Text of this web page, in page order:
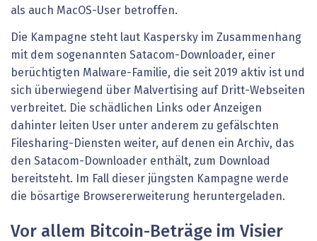
als auch MacOS-User betroffen.
Die Kampagne steht laut Kaspersky im Zusammenhang
mit dem sogenannten Satacom-Downloader, einer
berüchtigten Malware-Familie, die seit 2019 aktiv ist und
sich überwiegend über Malvertising auf Dritt-Webseiten
verbreitet. Die schädlichen Links oder Anzeigen
dahinter leiten User unter anderem zu gefälschten
Filesharing-Diensten weiter, auf denen ein Archiv, das
den Satacom-Downloader enthält, zum Download
bereitsteht. Im Fall dieser jüngsten Kampagne werde
die bösartige Browsererweiterung heruntergeladen.
Vor allem Bitcoin-Beträge im Visier